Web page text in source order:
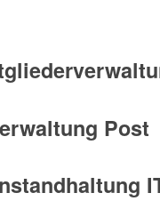
Post